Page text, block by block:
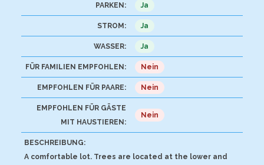
PARKEN: Ja
STROM: Ja
WASSER: Ja
FÜR FAMILIEN EMPFOHLEN: Nein
EMPFOHLEN FÜR PAARE: Nein
EMPFOHLEN FÜR GÄSTE
MIT HAUSTIEREN:
Nein
BESCHREIBUNG:
A comfortable lot. Trees are located at the lower and